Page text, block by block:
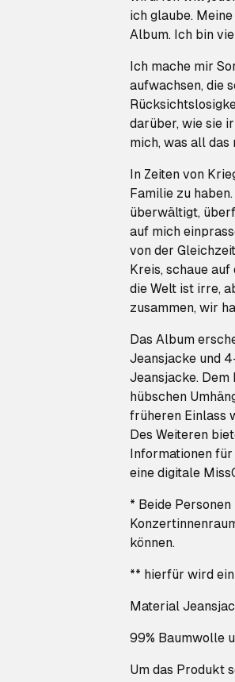
ich glaube.
Album. Ich bin
Ich mache mir
aufwachsen, die
darüber, wie sie
mich, was all das
In Zeiten von
Familie zu
überwältigt,
auf mich
von der
Kreis, schaue
die Welt ist irre,
zusammen, wir
Das Album
Jeansjacke und
Jeansjacke.
hübschen
früheren Einlass
Des Weiteren
Informationen
eine digitale
* Beide
können.
** hierfür wird
Material
99% Baumwolle
Um das Produkt